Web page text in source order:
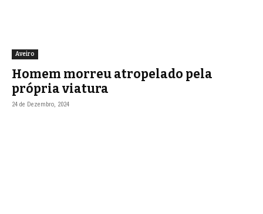
Aveiro
Homem morreu atropelado pela
própria viatura
24 de Dezembro, 2024